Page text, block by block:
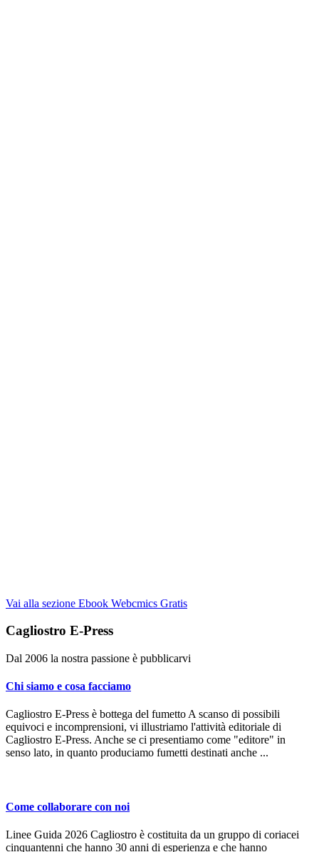
Vai alla sezione Ebook Webcmics Gratis
Cagliostro E-Press
Dal 2006 la nostra passione è pubblicarvi
Chi siamo e cosa facciamo
Cagliostro E-Press è bottega del fumetto A scanso di possibili
equivoci e incomprensioni, vi illustriamo l'attività editoriale di
Cagliostro E-Press. Anche se ci presentiamo come "editore" in
senso lato, in quanto produciamo fumetti destinati anche ...
Come collaborare con noi
Linee Guida 2026 Cagliostro è costituita da un gruppo di coriacei
cinquantenni che hanno 30 anni di esperienza e che hanno